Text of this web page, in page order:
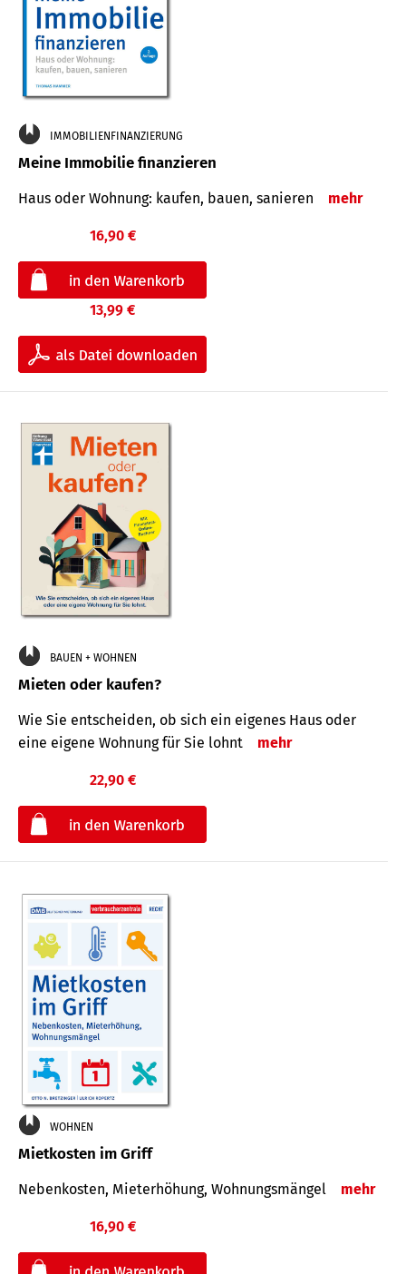
IMMOBILIENFINANZIERUNG
Meine Immobilie finanzieren
Haus oder Wohnung: kaufen, bauen, sanieren mehr
16,90 €
13,99 €
BAUEN + WOHNEN
Mieten oder kaufen?
Wie Sie entscheiden, ob sich ein eigenes Haus oder
eine eigene Wohnung für Sie lohnt
mehr
22,90 €
WOHNEN
Mietkosten im Griff
Nebenkosten, Mieterhöhung, Wohnungsmängel mehr
16,90 €